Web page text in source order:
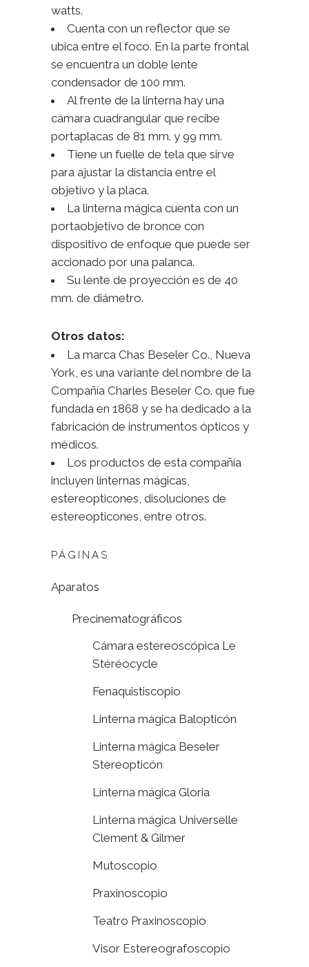
watts.
Cuenta con un reflector que se
ubica entre el foco. En la parte frontal
se encuentra un doble lente
condensador de 100 mm.
Al frente de la linterna hay una
cámara cuadrangular que recibe
portaplacas de 81 mm. y 99 mm.
Tiene un fuelle de tela que sirve
para ajustar la distancia entre el
objetivo y la placa.
La linterna mágica cuenta con un
portaobjetivo de bronce con
dispositivo de enfoque que puede ser
accionado por una palanca.
Su lente de proyección es de 40
mm. de diámetro.
Otros datos:
La marca Chas Beseler Co., Nueva
York, es una variante del nombre de la
Compañía Charles Beseler Co. que fue
fundada en 1868 y se ha dedicado a la
fabricación de instrumentos ópticos y
médicos.
Los productos de esta compañía
incluyen linternas mágicas,
estereopticones, disoluciones de
estereopticones, entre otros.
PÁGINAS
Aparatos
Precinematográficos
Cámara estereoscópica Le
Stéréocycle
Fenaquistiscopio
Linterna mágica Balopticón
Linterna mágica Beseler
Stereopticón
Linterna mágica Gloria
Linterna mágica Universelle
Clement & Gilmer
Mutoscopio
Praxinoscopio
Teatro Praxinoscopio
Visor Estereografoscopio